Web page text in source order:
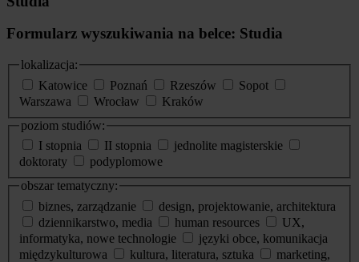
Formularz wyszukiwania na belce: Studia
lokalizacja:
Katowice
Poznań Rzeszów
Sopot
Warszawa
Wrocław
Kraków
poziom studiów:
I stopnia
II stopnia
jednolite magisterskie
doktoraty
podyplomowe
obszar tematyczny:
biznes, zarządzanie
design, projektowanie, architektura
dziennikarstwo, media
human resources
UX,
informatyka, nowe technologie
języki obce, komunikacja
międzykulturowa
kultura, literatura, sztuka
marketing,